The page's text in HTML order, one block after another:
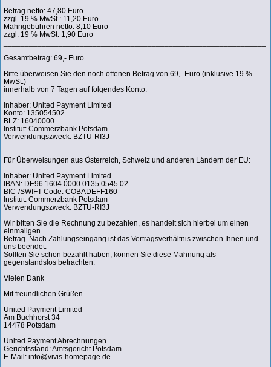
Betrag netto: 47,80 Euro
zzgl. 19 % MwSt.: 11,20 Euro
Mahngebühren netto: 8,10 Euro
zzgl. 19 % MwSt: 1,90 Euro
Gesamtbetrag: 69,- Euro
Bitte überweisen Sie den noch offenen Betrag von 69,- Euro (inklusive 19 %
MwSt.)
innerhalb von 7 Tagen auf folgendes Konto:
Inhaber: United Payment Limited
Konto: 135054502
BLZ: 16040000
Institut: Commerzbank Potsdam
Verwendungszweck: BZTU-RI3J
Für Überweisungen aus Österreich, Schweiz und anderen Ländern der EU:
Inhaber: United Payment Limited
IBAN: DE96 1604 0000 0135 0545 02
BIC-/SWIFT-Code: COBADEFF160
Institut: Commerzbank Potsdam
Verwendungszweck: BZTU-RI3J
Wir bitten Sie die Rechnung zu bezahlen, es handelt sich hierbei um einen
einmaligen
Betrag. Nach Zahlungseingang ist das Vertragsverhältnis zwischen Ihnen und
uns beendet.
Sollten Sie schon bezahlt haben, können Sie diese Mahnung als
gegenstandslos betrachten.
Vielen Dank
Mit freundlichen Grüßen
United Payment Limited
Am Buchhorst 34
14478 Potsdam
United Payment Abrechnungen
Gerichtsstand: Amtsgericht Potsdam
E-Mail: info@vivis-homepage.de